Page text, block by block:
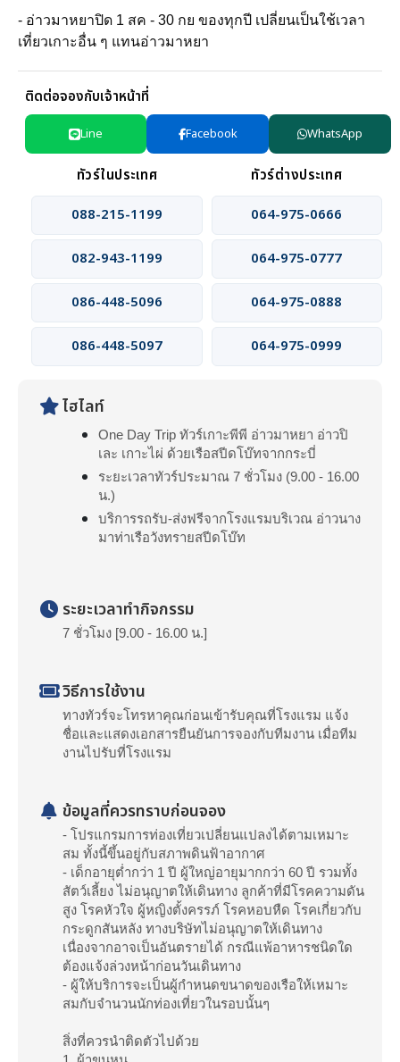
- อ่าวมาหยาปิด 1 สค - 30 กย ของทุกปี เปลี่ยนเป็นใช้เวลา
เที่ยวเกาะอื่น ๆ แทนอ่าวมาหยา
ติดต่อจองกับเจ้าหน้าที่
Line Facebook WhatsApp
ทัวร์ในประเทศ
ทัวร์ต่างประเทศ
088-215-1199
064-975-0666
082-943-1199 064-975-0777
086-448-5096 064-975-0888
086-448-5097 064-975-0999
ไฮไลท์
One Day Trip ทัวร์เกาะพีพี อ่าวมาหยา อ่าวปิ
เละ เกาะไผ่ ด้วยเรือสปีดโบ๊ทจากกระบี่
ระยะเวลาทัวร์ประมาณ 7 ชั่วโมง (9.00 - 16.00
น.)
บริการรถรับ-ส่งฟรีจากโรงแรมบริเวณ อ่าวนาง
มาท่าเรือวังทรายสปีดโบ๊ท
ระยะเวลาทำกิจกรรม
7 ชั่วโมง [9.00 - 16.00 น.]
วิธีการใช้งาน
ทางทัวร์จะโทรหาคุณก่อนเข้ารับคุณที่โรงแรม แจ้ง
ชื่อและแสดงเอกสารยืนยันการจองกับทีมงาน เมื่อทีม
งานไปรับที่โรงแรม
ข้อมูลที่ควรทราบก่อนจอง
- โปรแกรมการท่องเที่ยวเปลี่ยนแปลงได้ตามเหมาะ
สม ทั้งนี้ขึ้นอยู่กับสภาพดินฟ้าอากาศ
- เด็กอายุต่ำกว่า 1 ปี ผู้ใหญ่อายุมากกว่า 60 ปี รวมทั้ง
สัตว์เลี้ยง ไม่อนุญาตให้เดินทาง ลูกค้าที่มีโรคความดัน
สูง โรคหัวใจ ผู้หญิงตั้งครรภ์ โรคหอบหืด โรคเกี่ยวกับ
กระดูกสันหลัง ทางบริษัทไม่อนุญาตให้เดินทาง
เนื่องจากอาจเป็นอันตรายได้ กรณีแพ้อาหารชนิดใด
ต้องแจ้งล่วงหน้าก่อนวันเดินทาง
- ผู้ให้บริการจะเป็นผู้กำหนดขนาดของเรือให้เหมาะ
สมกับจำนวนนักท่องเที่ยวในรอบนั้นๆ
สิ่งที่ควรนำติดตัวไปด้วย